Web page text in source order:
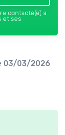
contacté(e) à
et ses
03/03/2026